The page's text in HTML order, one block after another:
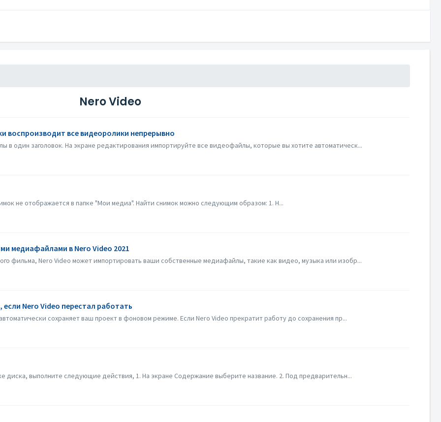
Nero Video
воспроизводит все видеоролики непрерывно
один заголовок. На экране редактирования импортируйте все видеофайлы, которые вы хотите автоматическ...
не отображается в папке "Мои медиа". Найти снимок можно следующим образом: 1. Н...
медиафайлами в Nero Video 2021
фильма, Nero Video может импортировать ваши собственные медиафайлы, такие как видео, музыка или изобр...
Nero Video перестал работать
сохраняет ваш проект в фоновом режиме. Если Nero Video прекратит работу до сохранения пр...
диска, выполните следующие действия, 1. На экране Содержание выберите название. 2. Под предварительн...